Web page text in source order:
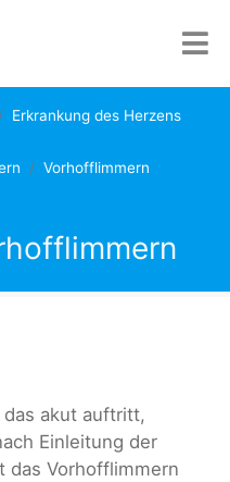
Erkrankung des Herzens
Vorhofflimmern
akut auftritt,
Einleitung der
das Vorhofflimmern